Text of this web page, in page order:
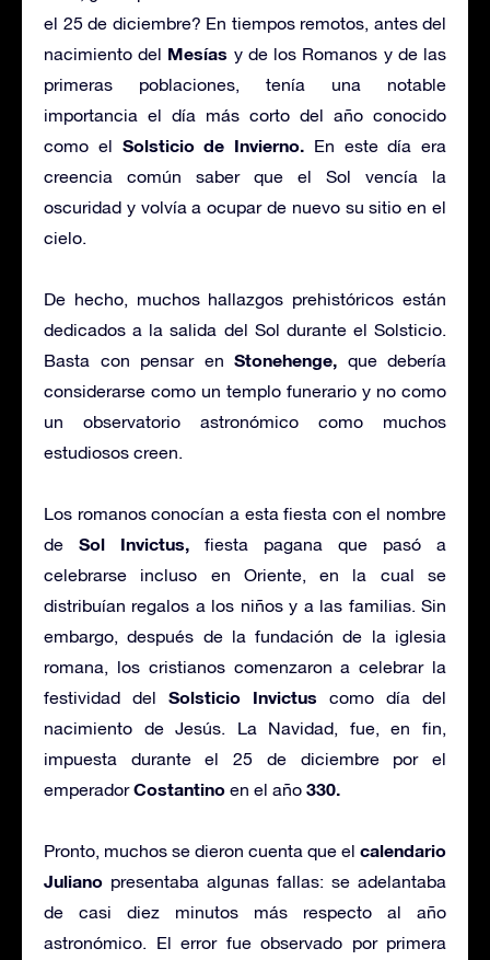
el 25 de diciembre? En tiempos remotos, antes del
nacimiento del Mesías y de los Romanos y de las
primeras poblaciones, tenía una notable
importancia el día más corto del año conocido
como el Solsticio de Invierno. En este día era
creencia común saber que el Sol vencía la
oscuridad y volvía a ocupar de nuevo su sitio en el
cielo.
De hecho, muchos hallazgos prehistóricos están
dedicados a la salida del Sol durante el Solsticio.
Basta con pensar en Stonehenge, que debería
considerarse como un templo funerario y no como
un observatorio astronómico como muchos
estudiosos creen.
Los romanos conocían a esta fiesta con el nombre
de Sol Invictus, fiesta pagana que pasó a
celebrarse incluso en Oriente, en la cual se
distribuían regalos a los niños y a las familias. Sin
embargo, después de la fundación de la iglesia
romana, los cristianos comenzaron a celebrar la
festividad del Solsticio Invictus como día del
nacimiento de Jesús. La Navidad, fue, en fin,
impuesta durante el 25 de diciembre por el
emperadorCostantino en el año 330.
Pronto, muchos se dieron cuenta que el calendario
Juliano presentaba algunas fallas: se adelantaba
de casi diez minutos más respecto al año
astronómico. El error fue observado por primera